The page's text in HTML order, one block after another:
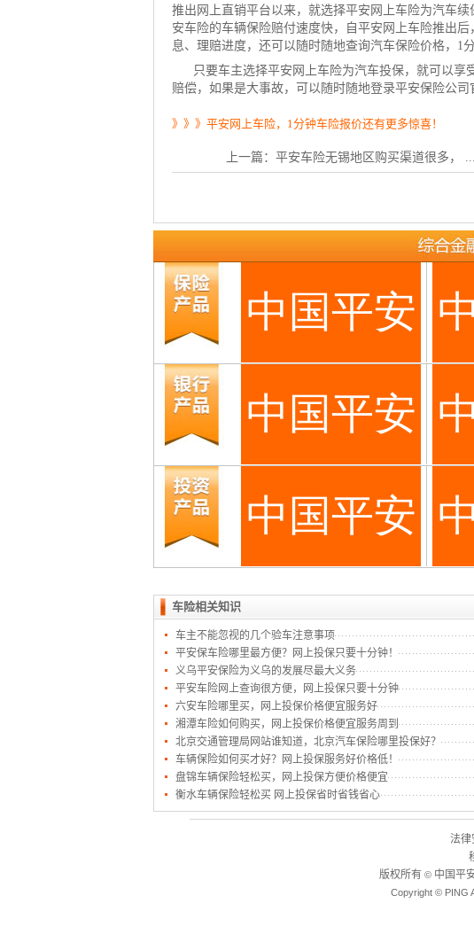
推出网上直销平台以来，就选择平安网上车险为汽车
安车险的车辆保险赔付速度快，自平安网上车险推出
息、理赔进度，还可以随时随地查询汽车保险价格，1
只要车主选择平安网上车险为汽车投保，就可以享
赔偿，如果是大事故，可以随时随地登录平安保险公司
》》》平安网上车险，1分钟车险报价还有更多惊喜！
上一篇： 平安车险无锡地区购买渠道很多， ...
车险相关知识
车主不能忽视的几个验车注意事项
平安保车险哪里最方便？网上投保只要十分钟！
义乌平安保险为义乌的发展尽最大义务
平安车险网上查询很方便，网上投保只要十分钟
六安车险哪里买，网上投保价格便宜服务好
湘潭车险如何购买，网上投保价格便宜服务周到
北京交通管理局网站谁知道，北京汽车保险哪里投保好？
车辆保险如何买才好？网上投保服务好价格低！
盘锦车辆保险轻松买，网上投保方便价格便宜
衡水车辆保险轻松买 网上投保省时省钱省心
法律
版权所有 ©中国平
Copyright © PING